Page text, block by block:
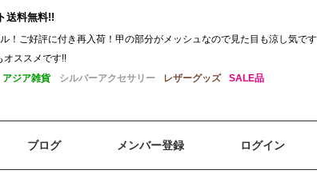
送料無料!!
！ご好評に付き再入荷！甲の部分がメッシュなので見た目も涼し気です
オススメです!!
アジア雑貨 シルバーアクセサリー レザーグッズ SALE品
ブログ メンバー登録 ログイン